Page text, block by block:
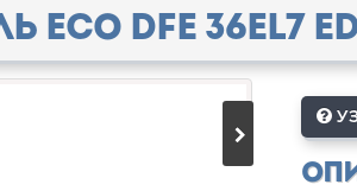
DFE 36EL7